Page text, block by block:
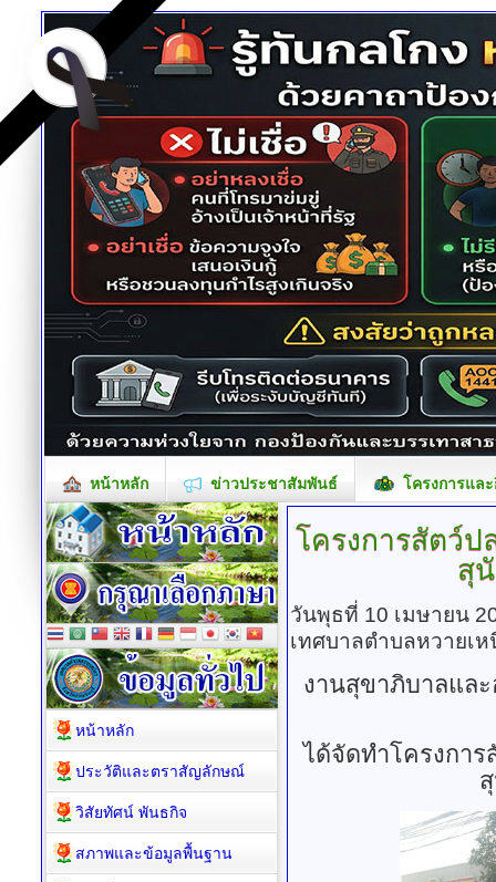
หน้าหลัก ข่าวประชาสัมพันธ์ โครงการแล
โครงการสัตว์ป
สุ
วันพุธที่ 10 เมษายน
เทศบาลตำบลหวายเห
งานสุขาภิบาลแล
ได้จัดทำโครงกา
หน้าหลัก
ประวัติและตราสัญลักษณ์
วิสัยทัศน์ พันธกิจ
สภาพและข้อมูลพื้นฐาน